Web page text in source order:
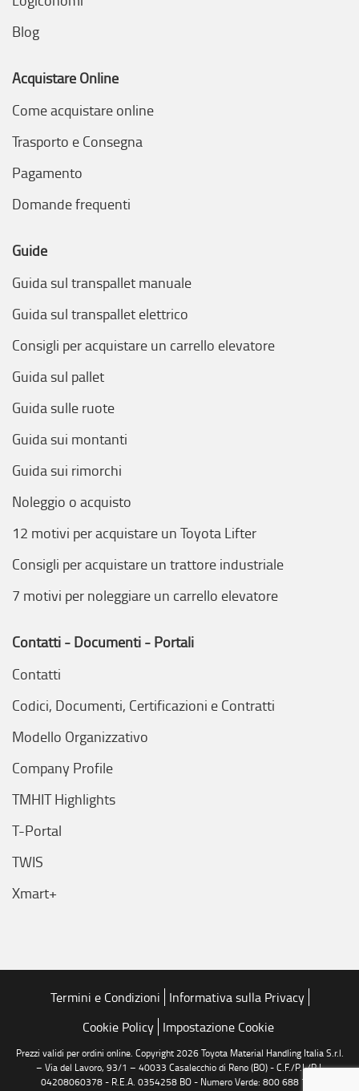
Blog
Acquistare Online
Come acquistare online
Trasporto e Consegna
Pagamento
Domande frequenti
Guide
Guida sul transpallet manuale
Guida sul transpallet elettrico
Consigli per acquistare un carrello elevatore
Guida sul pallet
Guida sulle ruote
Guida sui montanti
Guida sui rimorchi
Noleggio o acquisto
12 motivi per acquistare un Toyota Lifter
Consigli per acquistare un trattore industriale
7 motivi per noleggiare un carrello elevatore
Contatti - Documenti - Portali
Contatti
Codici, Documenti, Certificazioni e Contratti
Modello Organizzativo
Company Profile
TMHIT Highlights
T-Portal
TWIS
Xmart+
Termini e Condizioni Informativa sulla Privacy
Cookie Policy Impostazione Cookie
Prezzi validi per ordini online. Copyright 2026 Toyota Material Handling Italia S.r.l.
– Via del Lavoro, 93/1 – 40033 Casalecchio di Reno (BO) - C.F./P.I./R.I.
04208060378 - R.E.A. 0354258 BO - Numero Verde: 800 688 776